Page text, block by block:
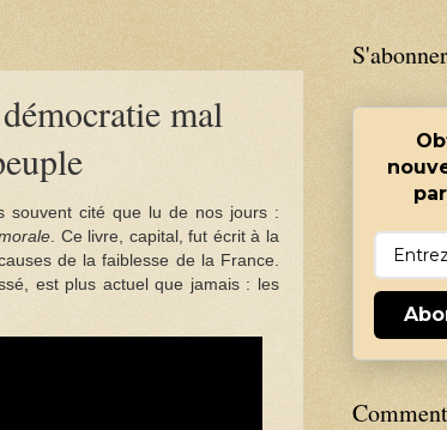
mal
souvent cité que lu de nos jours :
. Ce livre, capital, fut écrit à la
de la faiblesse de la France.
est plus actuel que jamais : les